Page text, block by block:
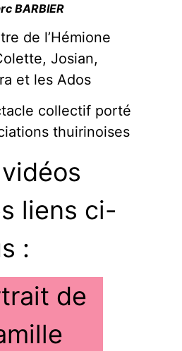
BARBIER
de l’Hémione
Josian,
et les Ados
collectif porté
thuirinoises
liens ci-
:
de